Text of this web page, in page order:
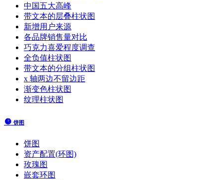
中国五大高峰
带文本的层叠柱状图
新增用户来源
各品牌销售量对比
巧克力喜爱程度调查
全负值柱状图
带文本的分组柱状图
x 轴两边不留边距
渐变色柱状图
纹理柱状图
饼图
饼图
资产配置(环图)
玫瑰图
嵌套环图